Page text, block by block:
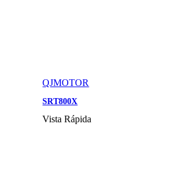
QJMOTOR
SRT800X
Vista Rápida